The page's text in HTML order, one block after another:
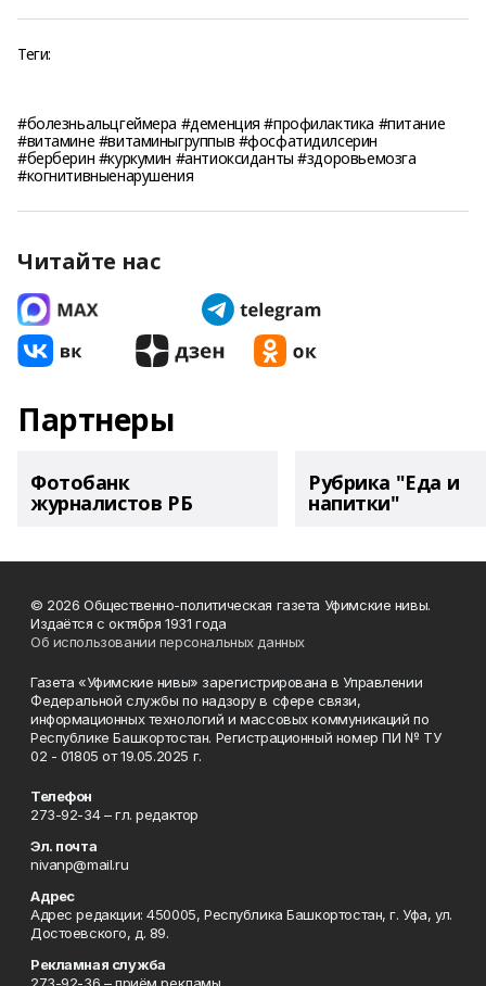
Теги:
#болезньальцгеймера #деменция #профилактика #питание
#витамине #витаминыгруппыв #фосфатидилсерин
#берберин #куркумин #антиоксиданты #здоровьемозга
#когнитивныенарушения
Читайте нас
Партнеры
Фотобанк
журналистов РБ
Рубрика "Еда и
напитки"
© 2026 Общественно-политическая газета Уфимские нивы.
Издаётся с октября 1931 года
Об использовании персональных данных
Газета «Уфимские нивы» зарегистрирована в Управлении
Федеральной службы по надзору в сфере связи,
информационных технологий и массовых коммуникаций по
Республике Башкортостан. Регистрационный номер ПИ № ТУ
02 - 01805 от 19.05.2025 г.
Телефон
273-92-34 – гл. редактор
Эл. почта
nivanp@mail.ru
Адрес
Адрес редакции: 450005, Республика Башкортостан, г. Уфа, ул.
Достоевского, д. 89.
Рекламная служба